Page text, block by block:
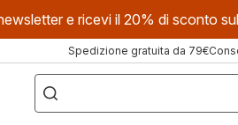
e ricevi il 20% di sconto
Spedizione gratuita da 79€
Cosa
stai
cercando?